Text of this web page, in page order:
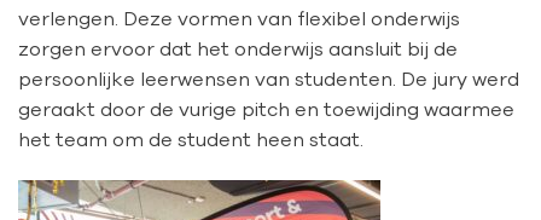
verlengen. Deze vormen van flexibel onderwijs
zorgen ervoor dat het onderwijs aansluit bij de
persoonlijke leerwensen van studenten. De jury werd
geraakt door de vurige pitch en toewijding waarmee
het team om de student heen staat.